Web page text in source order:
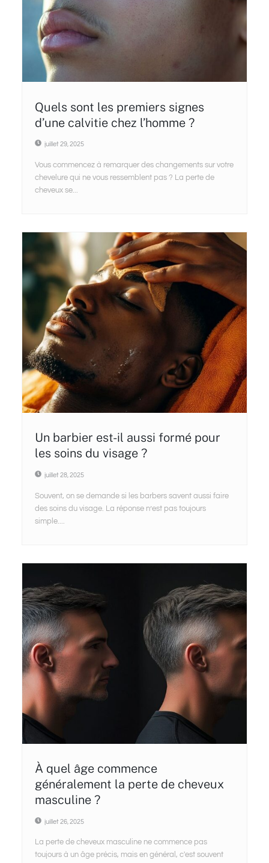
Quels sont les premiers signes
d’une calvitie chez l’homme ?
juillet 29, 2025
Vous commencez à remarquer des changements sur votre
chevelure qui ne vous ressemblent pas ? La perte de
cheveux se...
Un barbier est-il aussi formé pour
les soins du visage ?
juillet 28, 2025
Souvent, on se demande si les barbers savent aussi faire
des soins du visage. La réponse n’est pas toujours
simple....
À quel âge commence
généralement la perte de cheveux
masculine ?
juillet 26, 2025
La perte de cheveux masculine ne commence pas
toujours à un âge précis, mais en général, c'est souvent